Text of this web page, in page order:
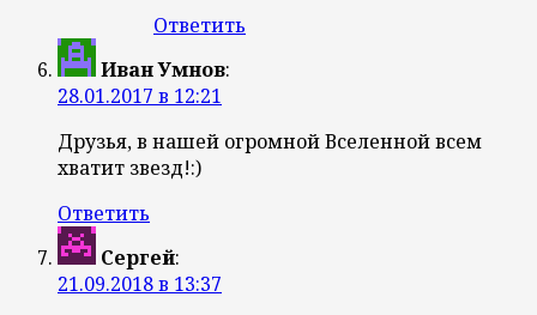
Ответить
Иван Умнов:
28.01.2017 в 12:21
Друзья, в нашей огромной Вселенной всем
хватит звезд!:)
Ответить
Сергей:
21.09.2018 в 13:37